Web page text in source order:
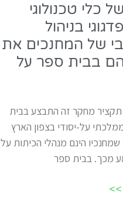
כלי טכנולוגי
בניהול
של המחנכים את
בבית ספר על
תקציר מחקר זה התבצע בבית
על-יסודי בצפון הארץ
הינם מנהלי הכיתות על
מכך. בבית ספר